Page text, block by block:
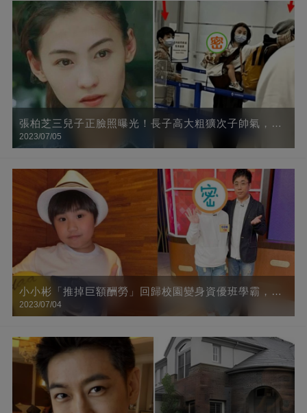
張柏芝三兒子正臉照曝光！長子高大粗獷次子帥氣，小
兒子「混血臉」太像她
2023/07/05
小小彬「推掉巨額酬勞」回歸校園變身資優班學霸，10
年後近照曝光，肉臉全消「成小鮮肉帥哥」網友直呼：
2023/07/04